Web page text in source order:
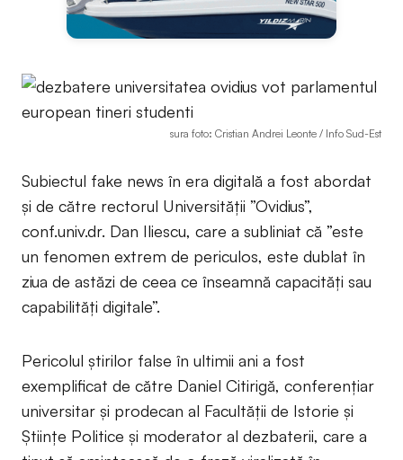
sura foto: Cristian Andrei Leonte / Info Sud-Est
Subiectul fake news în era digitală a fost abordat
și de către rectorul Universității ”Ovidius”,
conf.univ.dr. Dan Iliescu, care a subliniat că ”este
un fenomen extrem de periculos, este dublat în
ziua de astăzi de ceea ce înseamnă capacități sau
capabilități digitale”.
Pericolul știrilor false în ultimii ani a fost
exemplificat de către Daniel Citirigă, conferențiar
universitar și prodecan al Facultății de Istorie și
Științe Politice și moderator al dezbaterii, care a